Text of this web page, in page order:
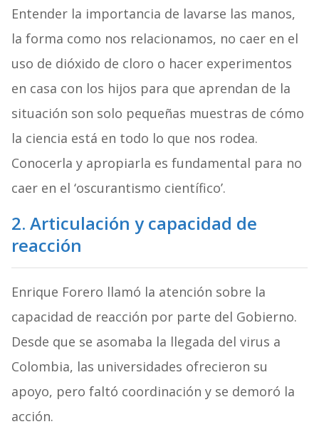
Entender la importancia de lavarse las manos,
la forma como nos relacionamos, no caer en el
uso de dióxido de cloro o hacer experimentos
en casa con los hijos para que aprendan de la
situación son solo pequeñas muestras de cómo
la ciencia está en todo lo que nos rodea.
Conocerla y apropiarla es fundamental para no
caer en el ‘oscurantismo científico’.
2. Articulación y capacidad de
reacción
Enrique Forero llamó la atención sobre la
capacidad de reacción por parte del Gobierno.
Desde que se asomaba la llegada del virus a
Colombia, las universidades ofrecieron su
apoyo, pero faltó coordinación y se demoró la
acción.